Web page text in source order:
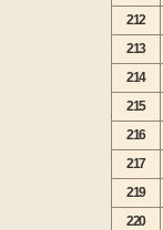
212
213
214
215
216
217
219
220